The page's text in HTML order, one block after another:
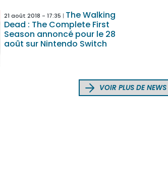
21 août 2018 - 17:35
The Walking
Dead : The Complete First
Season annoncé pour le 28
août sur Nintendo Switch
VOIR PLUS DE NEWS